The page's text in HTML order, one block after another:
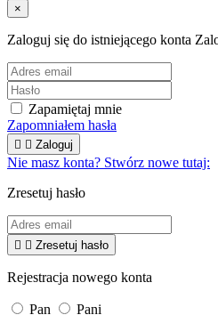
×
Zaloguj się do istniejącego konta
Zapamiętaj mnie
Zapomniałem hasła
  Zaloguj
Nie masz konta? Stwórz nowe tutaj:
Zresetuj hasło
  Zresetuj hasło
Rejestracja nowego konta
Pan Pani